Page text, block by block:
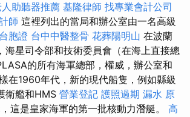
助聽器推薦 基隆律師 找專業會計公司
師 這裡列出的當局和辦公室由一名高級
台胞證 台中中醫整骨 花葬陽明山 在波蘭
海星司令部和技術委員會（在海上直接總
的所有海軍總部，權威，辦公室和
在1960年代，新的現代船隻，例如縣級
衛艦和HMS 營業登記 護照過期 漏水 原
這是皇家海軍的第一批核動力潛艇。 高